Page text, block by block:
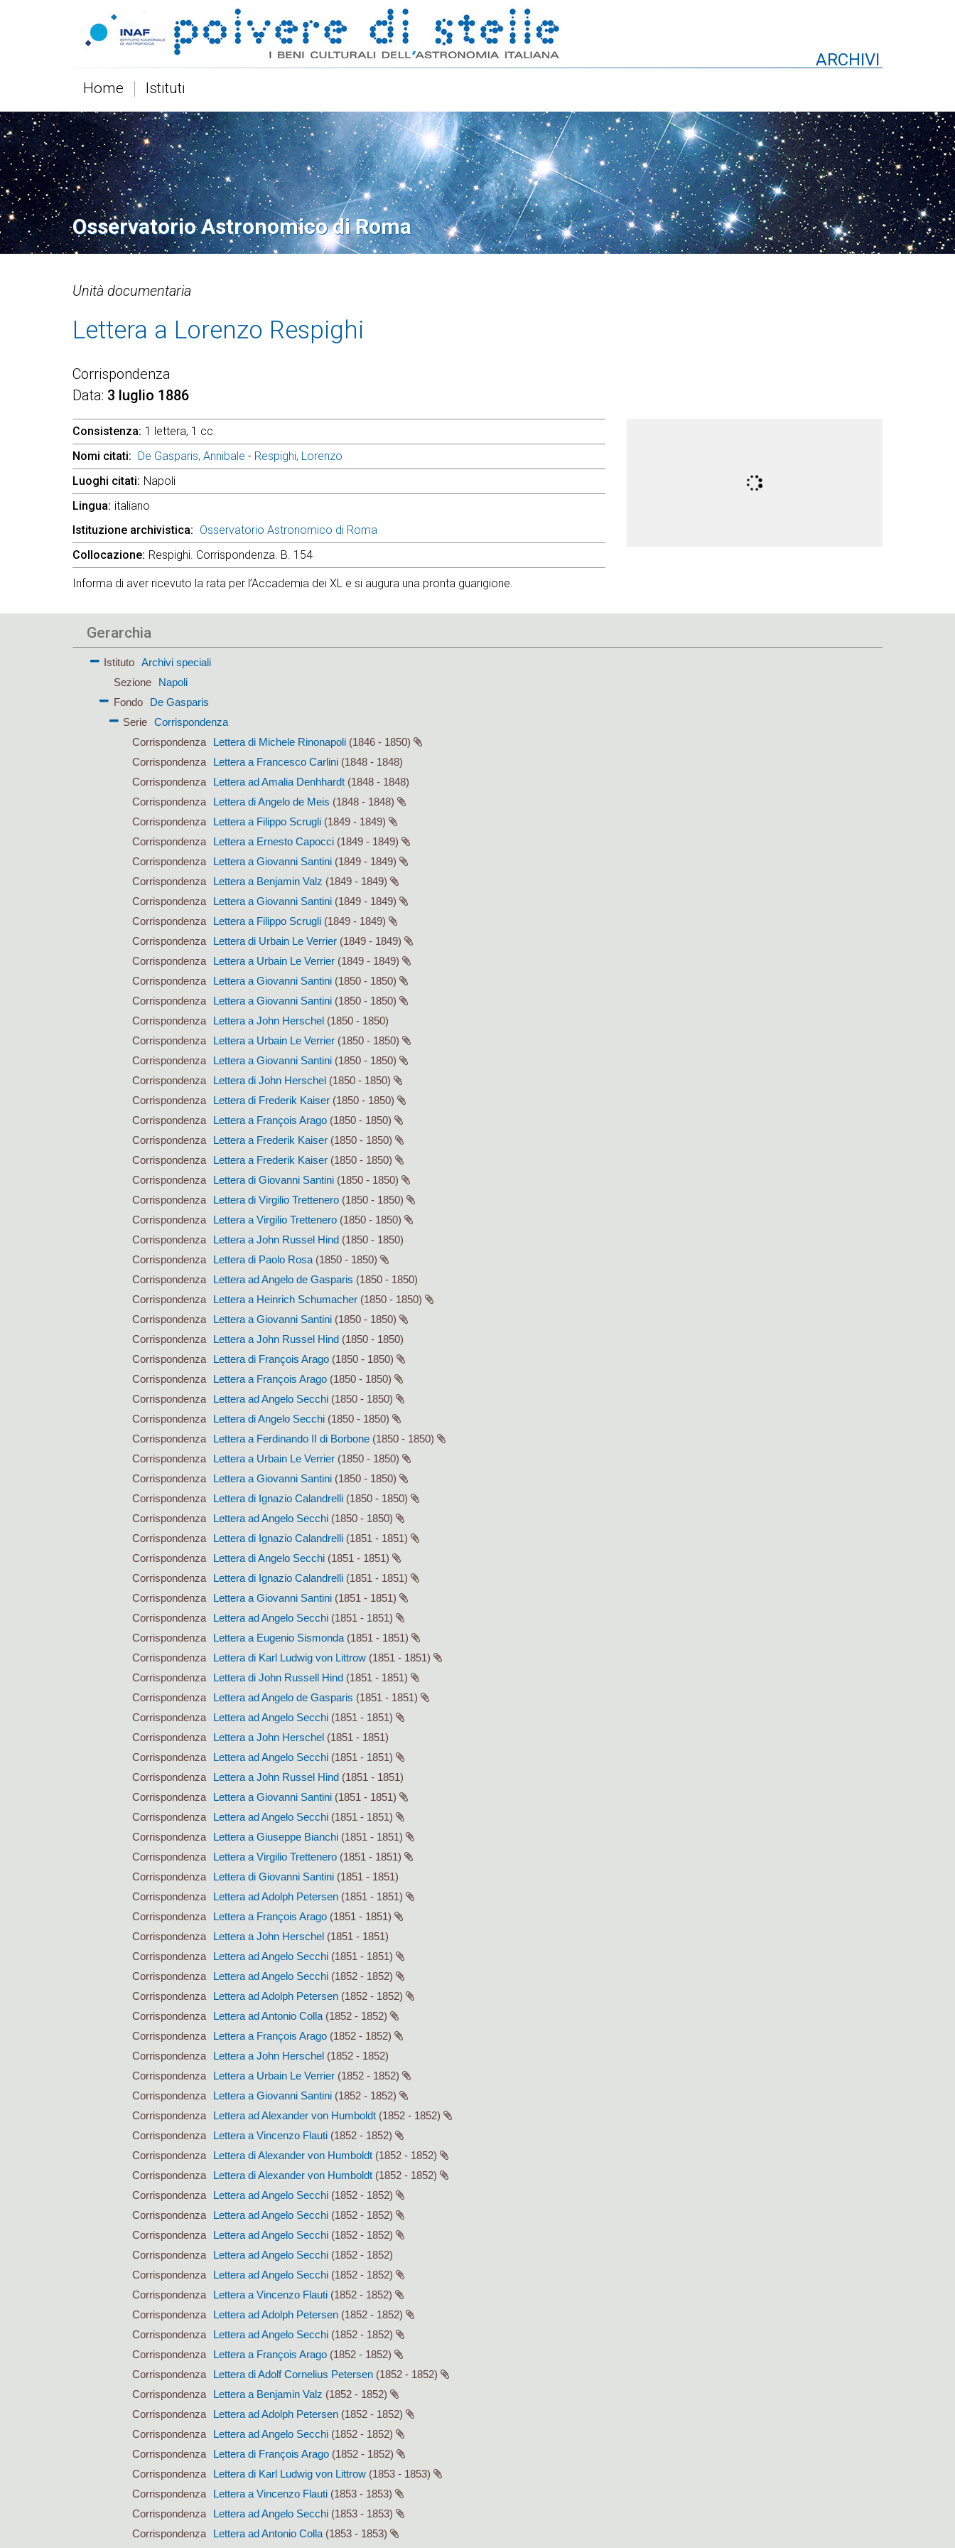
ARCHIVI
Home Istituti
Osservatorio Astronomico di Roma
Unità documentaria
Lettera a Lorenzo Respighi
Corrispondenza
Data 3 luglio 1886
Consistenza 1 lettera, 1 cc.
Nomi citati
De Gasparis, Annibale - Respighi, Lorenzo
Luoghi citati Napoli
Lingua italiano
Istituzione archivistica
Osservatorio Astronomico di Roma
Collocazione Respighi. Corrispondenza. B. 154
Informa di aver ricevuto la rata per l’Accademia dei XL e si augura una pronta guarigione.
Gerarchia
Istituto
Archivi speciali
Sezione
Napoli
Fondo
De Gasparis
Serie Corrispondenza
Corrispondenza
Lettera di Michele Rinonapoli (1846 - 1850)
Corrispondenza
Lettera a Francesco Carlini (1848 - 1848)
Corrispondenza
Lettera ad Amalia Denhhardt (1848 - 1848)
Corrispondenza
Lettera di Angelo de Meis (1848 - 1848)
Corrispondenza
Lettera a Filippo Scrugli (1849 - 1849)
Corrispondenza
Lettera a Ernesto Capocci (1849 - 1849)
Corrispondenza
Lettera a Giovanni Santini (1849 - 1849)
Corrispondenza
Lettera a Benjamin Valz (1849 - 1849)
Corrispondenza
Lettera a Giovanni Santini (1849 - 1849)
Corrispondenza
Lettera a Filippo Scrugli (1849 - 1849)
Corrispondenza
Lettera di Urbain Le Verrier (1849 - 1849)
Corrispondenza
Lettera a Urbain Le Verrier (1849 - 1849)
Corrispondenza
Lettera a Giovanni Santini (1850 - 1850)
Corrispondenza
Lettera a Giovanni Santini (1850 - 1850)
Corrispondenza
Lettera a John Herschel (1850 - 1850)
Corrispondenza
Lettera a Urbain Le Verrier (1850 - 1850)
Corrispondenza
Lettera a Giovanni Santini (1850 - 1850)
Corrispondenza
Lettera di John Herschel (1850 - 1850)
Corrispondenza
Lettera di Frederik Kaiser (1850 - 1850)
Corrispondenza
Lettera a François Arago (1850 - 1850)
Corrispondenza
Lettera a Frederik Kaiser (1850 - 1850)
Corrispondenza
Lettera a Frederik Kaiser (1850 - 1850)
Corrispondenza
Lettera di Giovanni Santini (1850 - 1850)
Corrispondenza
Lettera di Virgilio Trettenero (1850 - 1850)
Corrispondenza
Lettera a Virgilio Trettenero (1850 - 1850)
Corrispondenza
Lettera a John Russel Hind (1850 - 1850)
Corrispondenza
Lettera di Paolo Rosa (1850 - 1850)
Corrispondenza
Lettera ad Angelo de Gasparis (1850 - 1850)
Corrispondenza
Lettera a Heinrich Schumacher (1850 - 1850)
Corrispondenza
Lettera a Giovanni Santini (1850 - 1850)
Corrispondenza
Lettera a John Russel Hind (1850 - 1850)
Corrispondenza
Lettera di François Arago (1850 - 1850)
Corrispondenza
Lettera a François Arago (1850 - 1850)
Corrispondenza
Lettera ad Angelo Secchi (1850 - 1850)
Corrispondenza
Lettera di Angelo Secchi (1850 - 1850)
Corrispondenza
Lettera a Ferdinando II di Borbone (1850 - 1850)
Corrispondenza
Lettera a Urbain Le Verrier (1850 - 1850)
Corrispondenza
Lettera a Giovanni Santini (1850 - 1850)
Corrispondenza
Lettera di Ignazio Calandrelli (1850 - 1850)
Corrispondenza
Lettera ad Angelo Secchi (1850 - 1850)
Corrispondenza
Lettera di Ignazio Calandrelli (1851 - 1851)
Corrispondenza
Lettera di Angelo Secchi (1851 - 1851)
Corrispondenza
Lettera di Ignazio Calandrelli (1851 - 1851)
Corrispondenza
Lettera a Giovanni Santini (1851 - 1851)
Corrispondenza
Lettera ad Angelo Secchi (1851 - 1851)
Corrispondenza
Lettera a Eugenio Sismonda (1851 - 1851)
Corrispondenza
Lettera di Karl Ludwig von Littrow (1851 - 1851)
Corrispondenza
Lettera di John Russell Hind (1851 - 1851)
Corrispondenza
Lettera ad Angelo de Gasparis (1851 - 1851)
Corrispondenza
Lettera ad Angelo Secchi (1851 - 1851)
Corrispondenza
Lettera a John Herschel (1851 - 1851)
Corrispondenza
Lettera ad Angelo Secchi (1851 - 1851)
Corrispondenza
Lettera a John Russel Hind (1851 - 1851)
Corrispondenza
Lettera a Giovanni Santini (1851 - 1851)
Corrispondenza
Lettera ad Angelo Secchi (1851 - 1851)
Corrispondenza
Lettera a Giuseppe Bianchi (1851 - 1851)
Corrispondenza
Lettera a Virgilio Trettenero (1851 - 1851)
Corrispondenza
Lettera di Giovanni Santini (1851 - 1851)
Corrispondenza
Lettera ad Adolph Petersen (1851 - 1851)
Corrispondenza
Lettera a François Arago (1851 - 1851)
Corrispondenza
Lettera a John Herschel (1851 - 1851)
Corrispondenza
Lettera ad Angelo Secchi (1851 - 1851)
Corrispondenza
Lettera ad Angelo Secchi (1852 - 1852)
Corrispondenza
Lettera ad Adolph Petersen (1852 - 1852)
Corrispondenza
Lettera ad Antonio Colla (1852 - 1852)
Corrispondenza
Lettera a François Arago (1852 - 1852)
Corrispondenza
Lettera a John Herschel (1852 - 1852)
Corrispondenza
Lettera a Urbain Le Verrier (1852 - 1852)
Corrispondenza
Lettera a Giovanni Santini (1852 - 1852)
Corrispondenza
Lettera ad Alexander von Humboldt (1852 - 1852)
Corrispondenza
Lettera a Vincenzo Flauti (1852 - 1852)
Corrispondenza
Lettera di Alexander von Humboldt (1852 - 1852)
Corrispondenza
Lettera di Alexander von Humboldt (1852 - 1852)
Corrispondenza
Lettera ad Angelo Secchi (1852 - 1852)
Corrispondenza
Lettera ad Angelo Secchi (1852 - 1852)
Corrispondenza
Lettera ad Angelo Secchi (1852 - 1852)
Corrispondenza
Lettera ad Angelo Secchi (1852 - 1852)
Corrispondenza
Lettera ad Angelo Secchi (1852 - 1852)
Corrispondenza
Lettera a Vincenzo Flauti (1852 - 1852)
Corrispondenza
Lettera ad Adolph Petersen (1852 - 1852)
Corrispondenza
Lettera ad Angelo Secchi (1852 - 1852)
Corrispondenza
Lettera a François Arago (1852 - 1852)
Corrispondenza
Lettera di Adolf Cornelius Petersen (1852 - 1852)
Corrispondenza
Lettera a Benjamin Valz (1852 - 1852)
Corrispondenza
Lettera ad Adolph Petersen (1852 - 1852)
Corrispondenza
Lettera ad Angelo Secchi (1852 - 1852)
Corrispondenza
Lettera di François Arago (1852 - 1852)
Corrispondenza
Lettera di Karl Ludwig von Littrow (1853 - 1853)
Corrispondenza
Lettera a Vincenzo Flauti (1853 - 1853)
Corrispondenza
Lettera ad Angelo Secchi (1853 - 1853)
Corrispondenza
Lettera ad Antonio Colla (1853 - 1853)